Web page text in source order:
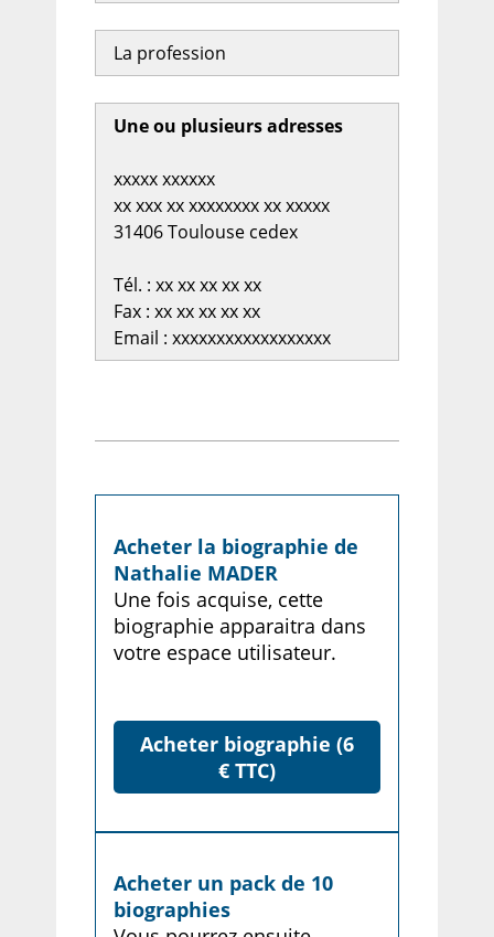
La profession
Une ou plusieurs adresses
xxxxx xxxxxx
xx xxx xx xxxxxxxx xx xxxxx
31406 Toulouse cedex
Tél. : xx xx xx xx xx
Fax : xx xx xx xx xx
Email : xxxxxxxxxxxxxxxxxx
Acheter la biographie de
Nathalie MADER
Une fois acquise, cette
biographie apparaitra dans
votre espace utilisateur.
Acheter biographie (6
€ TTC)
Acheter un pack de 10
biographies